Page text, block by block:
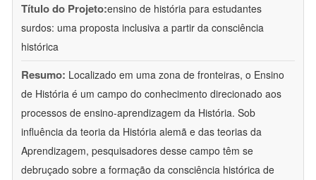
Título do Projeto:ensino de história para estudantes
surdos: uma proposta inclusiva a partir da consciência
histórica
Resumo: Localizado em uma zona de fronteiras, o Ensino
de História é um campo do conhecimento direcionado aos
processos de ensino-aprendizagem da História. Sob
influência da teoria da História alemã e das teorias da
Aprendizagem, pesquisadores desse campo têm se
debruçado sobre a formação da consciência histórica de